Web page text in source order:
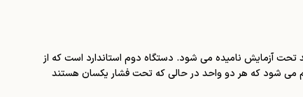
تحت آزمایش نامیده می شود. دستگاه دوم استاندارد است که از
می شود که هر دو واحد در حالی که تحت فشار یکسان هستند